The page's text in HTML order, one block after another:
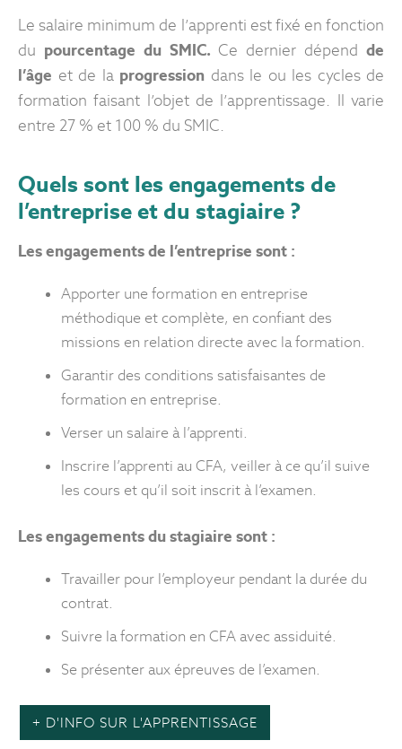
Le salaire minimum de l’apprenti est fixé en fonction
du pourcentage du SMIC. Ce dernier dépend de
l’âge et de la progression dans le ou les cycles de
formation faisant l’objet de l’apprentissage. Il varie
entre 27 % et 100 % du SMIC.
Quels sont les engagements de
l’entreprise et du stagiaire ?
Les engagements de l’entreprise sont :
Apporter une formation en entreprise
méthodique et complète, en confiant des
missions en relation directe avec la formation.
Garantir des conditions satisfaisantes de
formation en entreprise.
Verser un salaire à l’apprenti.
Inscrire l’apprenti au CFA, veiller à ce qu’il suive
les cours et qu’il soit inscrit à l’examen.
Les engagements du stagiaire sont :
Travailler pour l’employeur pendant la durée du
contrat.
Suivre la formation en CFA avec assiduité.
Se présenter aux épreuves de l’examen.
+ D'INFO SUR L'APPRENTISSAGE